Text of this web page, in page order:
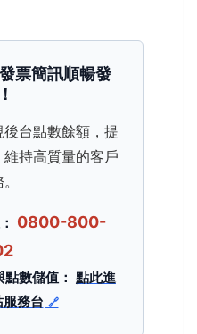
票簡訊順暢發
台點數餘額，提
持高質量的客戶
0800-800-
數儲值： 點此進
務台